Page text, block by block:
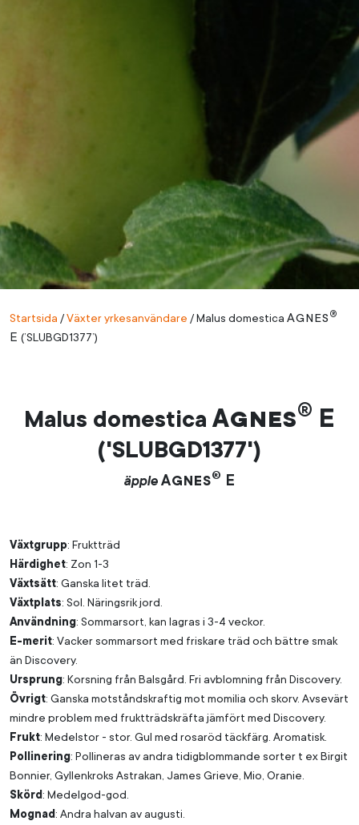
Startsida /Växter yrkesanvändare /Malus domestica Agnes ®
E (’SLUBGD1377’)
Malus domestica Agnes® E
('SLUBGD1377')
äpple Agnes® E
Växtgrupp: Fruktträd
Härdighet: Zon 1-3
Växtsätt: Ganska litet träd.
Växtplats: Sol. Näringsrik jord.
Användning: Sommarsort, kan lagras i 3-4 veckor.
E-merit: Vacker sommarsort med friskare träd och bättre smak
än Discovery.
Ursprung: Korsning från Balsgård. Fri avblomning från Discovery.
Övrigt: Ganska motståndskraftig mot momilia och skorv. Avsevärt
mindre problem med fruktträdskräfta jämfört med Discovery.
Frukt: Medelstor - stor. Gul med rosaröd täckfärg. Aromatisk.
Pollinering: Pollineras av andra tidigblommande sorter t ex Birgit
Bonnier, Gyllenkroks Astrakan, James Grieve, Mio, Oranie.
Skörd: Medelgod-god.
Mognad: Andra halvan av augusti.